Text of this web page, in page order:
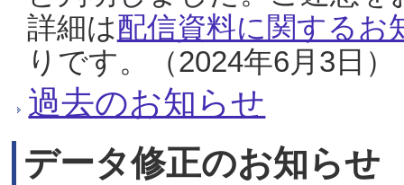
詳細は配信資料に関するお
りです。（2024年6月3日）
過去のお知らせ
データ修正のお知らせ